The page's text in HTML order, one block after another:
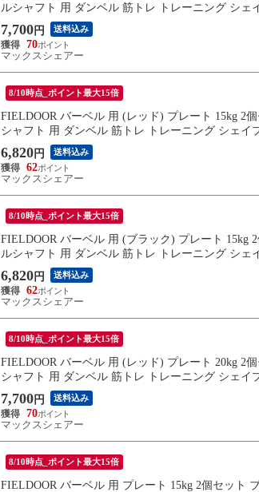
ルシャフト 用 ダンベル 筋トレ トレーニング シ
7,700 円 送料込み
70
マックスシェアー
8/10時点_ポイント最大15倍
FIELDOOR バーベル 用 (レッド) プレート 15kg 2
シャフト 用 ダンベル 筋トレ トレーニング シェ
6,820 円 送料込み
62
マックスシェアー
8/10時点_ポイント最大15倍
FIELDOOR バーベル 用 (ブラック) プレート 15kg
ルシャフト 用 ダンベル 筋トレ トレーニング シ
6,820 円 送料込み
62
マックスシェアー
8/10時点_ポイント最大15倍
FIELDOOR バーベル 用 (レッド) プレート 20kg 2
シャフト 用 ダンベル 筋トレ トレーニング シェ
7,700 円 送料込み
70
マックスシェアー
8/10時点_ポイント最大15倍
FIELDOOR バーベル 用 プレート 15kg 2個セット